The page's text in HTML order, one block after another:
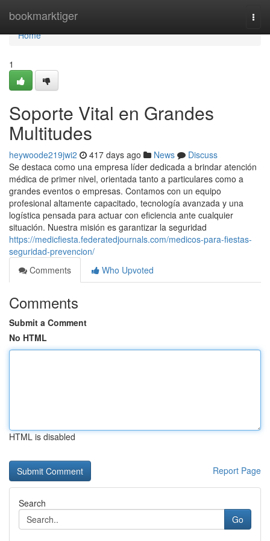
bookmarktiger
Home
Home
1
Soporte Vital en Grandes
Multitudes
heywoode219jwi2 417 days ago News
Discuss
Se destaca como una empresa líder dedicada a brindar atención
médica de primer nivel, orientada tanto a particulares como a
grandes eventos o empresas. Contamos con un equipo
profesional altamente capacitado, tecnología avanzada y una
logística pensada para actuar con eficiencia ante cualquier
situación. Nuestra misión es garantizar la seguridad
https://medicfiesta.federatedjournals.com/medicos-para-fiestas-
seguridad-prevencion/
Comments
Who Upvoted
Comments
Submit a Comment
No HTML
HTML is disabled
Report Page
Search
Go